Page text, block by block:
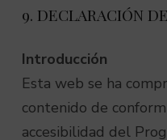
9. DECLARACIÓN
Introducción
Esta web se ha
contenido de
accesibilidad del